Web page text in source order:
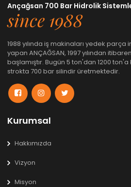
Ançağsan 700 Bar Hidrolik
since 1988
1988 yılında iş makinaları yedek parça
yapan ANÇAĞSAN, 1997 yılından
başlamıştır. Bugün 5 ton'dan 1200
strokta 700 bar silindir üretmektedir.
Kurumsal
Hakkımızda
Vizyon
Misyon